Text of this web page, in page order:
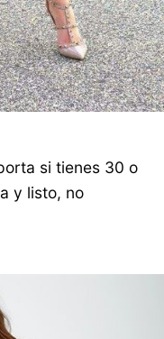
si tienes 30 o
y listo, no